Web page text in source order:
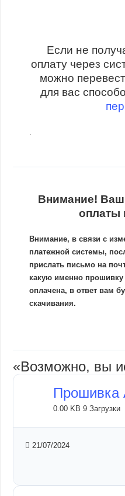
Если не
оплату через
можно
для вас
.
Внимание!
оплаты
Внимание, в связи с
платежной системы,
прислать письмо на
какую именно прошивку
оплачена, в ответ вам
скачивания.
«Возможно, вы
Прошивка
0.00 KB9 Загрузки
21/07/2024